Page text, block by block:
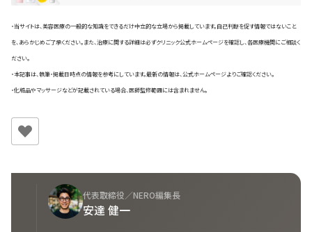
・当サイトは、美容医療の一般的な知識をできるだけ中立的な立場から掲載しています。自己判断を促す情報ではないこと
を、あらかじめご了承ください。また、治療に関する詳細は必ずクリニック公式ホームページを確認し、各医療機関にご相談く
ださい。
・本記事は、執筆・掲載日時点の情報を参考にしています。最新の情報は、公式ホームページよりご確認ください。
・化粧品やマッサージなどが記載されている場合、医師監修範囲には含まれません。
代表取締役／NERO編集長
安達 健一